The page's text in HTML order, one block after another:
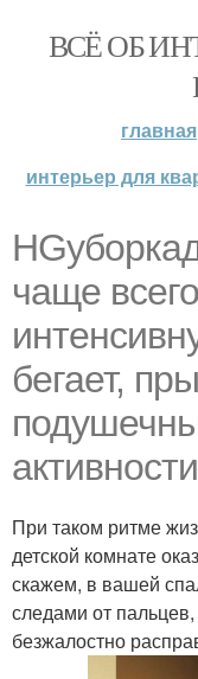
ВСЁ ОБ
главная
интерьер для
чаще
бегает,
При таком ритме
детской комнате
скажем, в вашей
следами от
безжалостно